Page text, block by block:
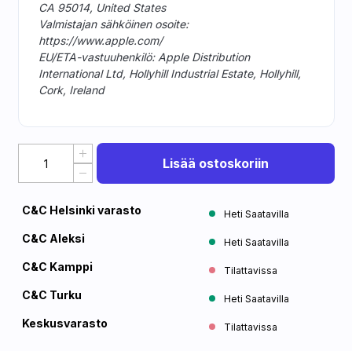
CA 95014, United States
Valmistajan sähköinen osoite:
https://www.apple.com/
EU/ETA-vastuuhenkilö: Apple Distribution
International Ltd, Hollyhill Industrial Estate, Hollyhill,
Cork, Ireland
Lisää ostoskoriin
C&C Helsinki varasto Heti Saatavilla
C&C Aleksi Heti Saatavilla
C&C Kamppi Tilattavissa
C&C Turku Heti Saatavilla
Keskusvarasto Tilattavissa